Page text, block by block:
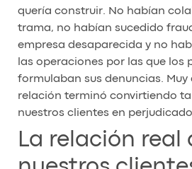
quería construir. No habían
trama, no habían sucedido
empresa desaparecida y no
las operaciones por las que los
formulaban sus denuncias. Muy
relación terminó convirtiendo
nuestros clientes en perjudicado.
La relación real